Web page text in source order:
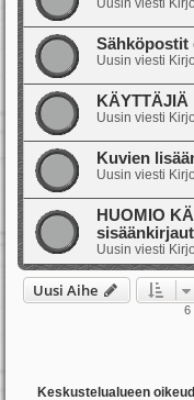
Sähköpostit
Uusin viesti
KÄYTTÄJIÄ
Uusin viesti
Kuvien
Uusin viesti
HUOMIO
Uusin viesti
Uusi Aihe
6
Keskustelualueen